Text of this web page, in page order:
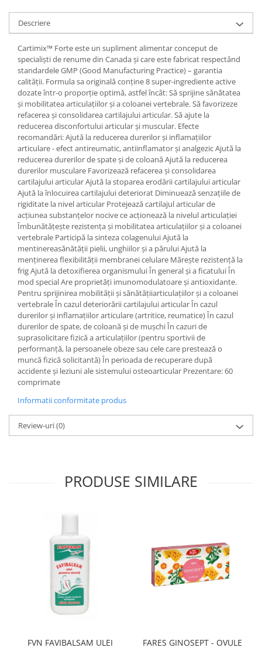
GEMODERIVATE
SUPOZITOARE
TINCTURI
SUPERALIMENTE
Descriere
Cartimix™ Forte este un supliment alimentar conceput de
specialiști de renume din Canada și care este fabricat respectând
standardele GMP (Good Manufacturing Practice) – garantia
calității. Formula sa originală conține 8 super-ingrediente active
dozate într-o proporție optimă, astfel încât: Să sprijine sănătatea
și mobilitatea articulațiilor și a coloanei vertebrale. Să favorizeze
refacerea și consolidarea cartilajului articular. Să ajute la
reducerea disconfortului articular și muscular. Efecte
recomandări: Ajută la reducerea durerilor și inflamațiilor
articulare - efect antireumatic, antiinflamator și analgezic Ajută la
reducerea durerilor de spate și de coloană Ajută la reducerea
durerilor musculare Favorizează refacerea și consolidarea
cartilajului articular Ajută la stoparea erodării cartilajului articular
Ajută la înlocuirea cartilajului deteriorat Diminuează senzațiile de
rigiditate la nivel articular Protejează cartilajul articular de
acțiunea substanțelor nocive ce acționează la nivelul articulației
Îmbunătățește rezistența și mobilitatea articulațiilor și a coloanei
vertebrale Participă la sinteza colagenului Ajută la
mentinereasănătății pielii, unghiilor și a părului Ajută la
menținerea flexibilității membranei celulare Mărește rezistență la
frig Ajută la detoxifierea organismului În general și a ficatului În
mod special Are proprietăți imunomodulatoare și antioxidante.
Pentru sprijinirea mobilității și sănătățiiarticulațiilor și a coloanei
vertebrale În cazul deteriorării cartilajului articular În cazul
durerilor și inflamațiilor articulare (artritice, reumatice) În cazul
durerilor de spate, de coloană și de mușchi În cazuri de
suprasolicitare fizică a articulațiilor (pentru sportivii de
performanță, la persoanele obeze sau cele care prestează o
muncă fizică solicitantă) În perioada de recuperare după
accidente și leziuni ale sistemului osteoarticular Prezentare: 60
comprimate
Informatii conformitate produs
Review-uri(0)
PRODUSE SIMILARE
FVN FAVIBALSAM ULEI
FARES GINOSEPT - OVULE